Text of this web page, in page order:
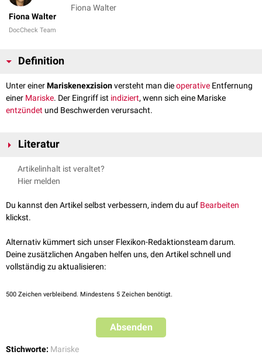
Fiona Walter
DocCheck Team
Fiona Walter
Definition
Unter einerMariskenexzisionversteht man dieoperative Entfernung
einer Mariske. Der Eingriff ist indiziert, wenn sich eine Mariske
entzündet und Beschwerden verursacht.
Literatur
Leitlinie Mariske , abgerufen am 22.12.2021
Artikelinhalt ist veraltet?
Hier melden
Du kannst den Artikel selbst verbessern, indem du auf Bearbeiten
klickst.
Alternativ kümmert sich unser Flexikon-Redaktionsteam darum.
Deine zusätzlichen Angaben helfen uns, den Artikel schnell und
vollständig zu aktualisieren:
500 Zeichen verbleibend. Mindestens 5 Zeichen benötigt.
Absenden
Stichworte: Mariske